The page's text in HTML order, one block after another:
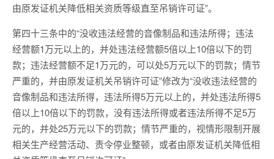
由原发证机关降低相关资质等级直至吊销许可证”。
第四十三条中的“没收违法经营的音像制品和违法所得；违法
经营额1万元以上的，并处违法经营额5倍以上10倍以下的罚
款；违法经营额不足1万元的，可以处5万元以下的罚款；情节
严重的，并由原发证机关吊销许可证”修改为“没收违法经营的
音像制品和违法所得，违法所得5万元以上的，并处违法所得5
倍以上10倍以下的罚款，没有违法所得或者违法所得不足5万
元的，并处25万元以下的罚款；情节严重的，视情形限制开展
相关生产经营活动、责令停业整顿，或者由原发证机关降低相